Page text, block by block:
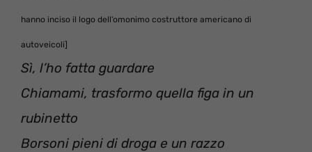
hanno inciso il logo dell’omonimo costruttore americano di
autoveicoli]
Sì, l’ho fatta guardare
Chiamami, trasformo quella figa in un
rubinetto
Borsoni pieni di droga e un razzo